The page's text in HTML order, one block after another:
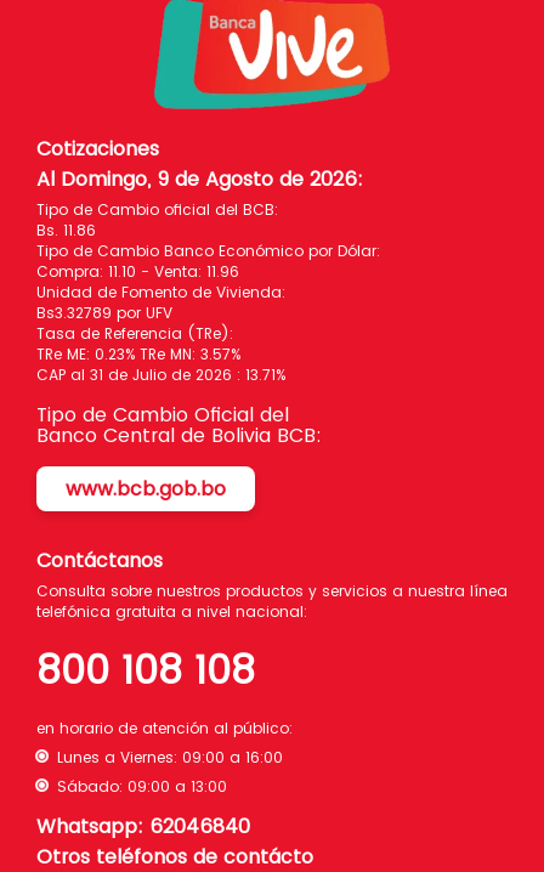
Cotizaciones
Al Domingo, 9 de Agosto de 2026:
Tipo de Cambio oficial del BCB:
Bs. 11.86
Tipo de Cambio Banco Económico por Dólar:
Compra: 11.10 - Venta: 11.96
Unidad de Fomento de Vivienda:
Bs3.32789 por UFV
Tasa de Referencia (TRe):
TRe ME: 0.23% TRe MN: 3.57%
CAP al 31 de Julio de 2026 : 13.71%
Tipo de Cambio Oficial del
Banco Central de Bolivia BCB:
www.bcb.gob.bo
Contáctanos
Consulta sobre nuestros productos y servicios a nuestra línea
telefónica gratuita a nivel nacional:
800 108 108
en horario de atención al público:
Lunes a Viernes: 09:00 a 16:00
Sábado: 09:00 a 13:00
Whatsapp: 62046840
Otros teléfonos de contácto